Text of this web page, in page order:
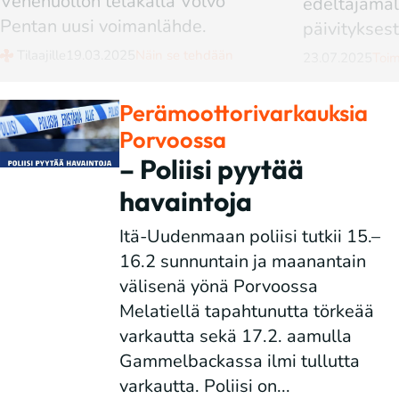
päivityksestä...
Perämoottorivarkauksia
Porvoossa
– Poliisi pyytää
havaintoja
Itä-Uudenmaan poliisi tutkii 15.–
16.2 sunnuntain ja maanantain
välisenä yönä Porvoossa
Melatiellä tapahtunutta törkeää
varkautta sekä 17.2. aamulla
Gammelbackassa ilmi tullutta
varkautta. Poliisi on...